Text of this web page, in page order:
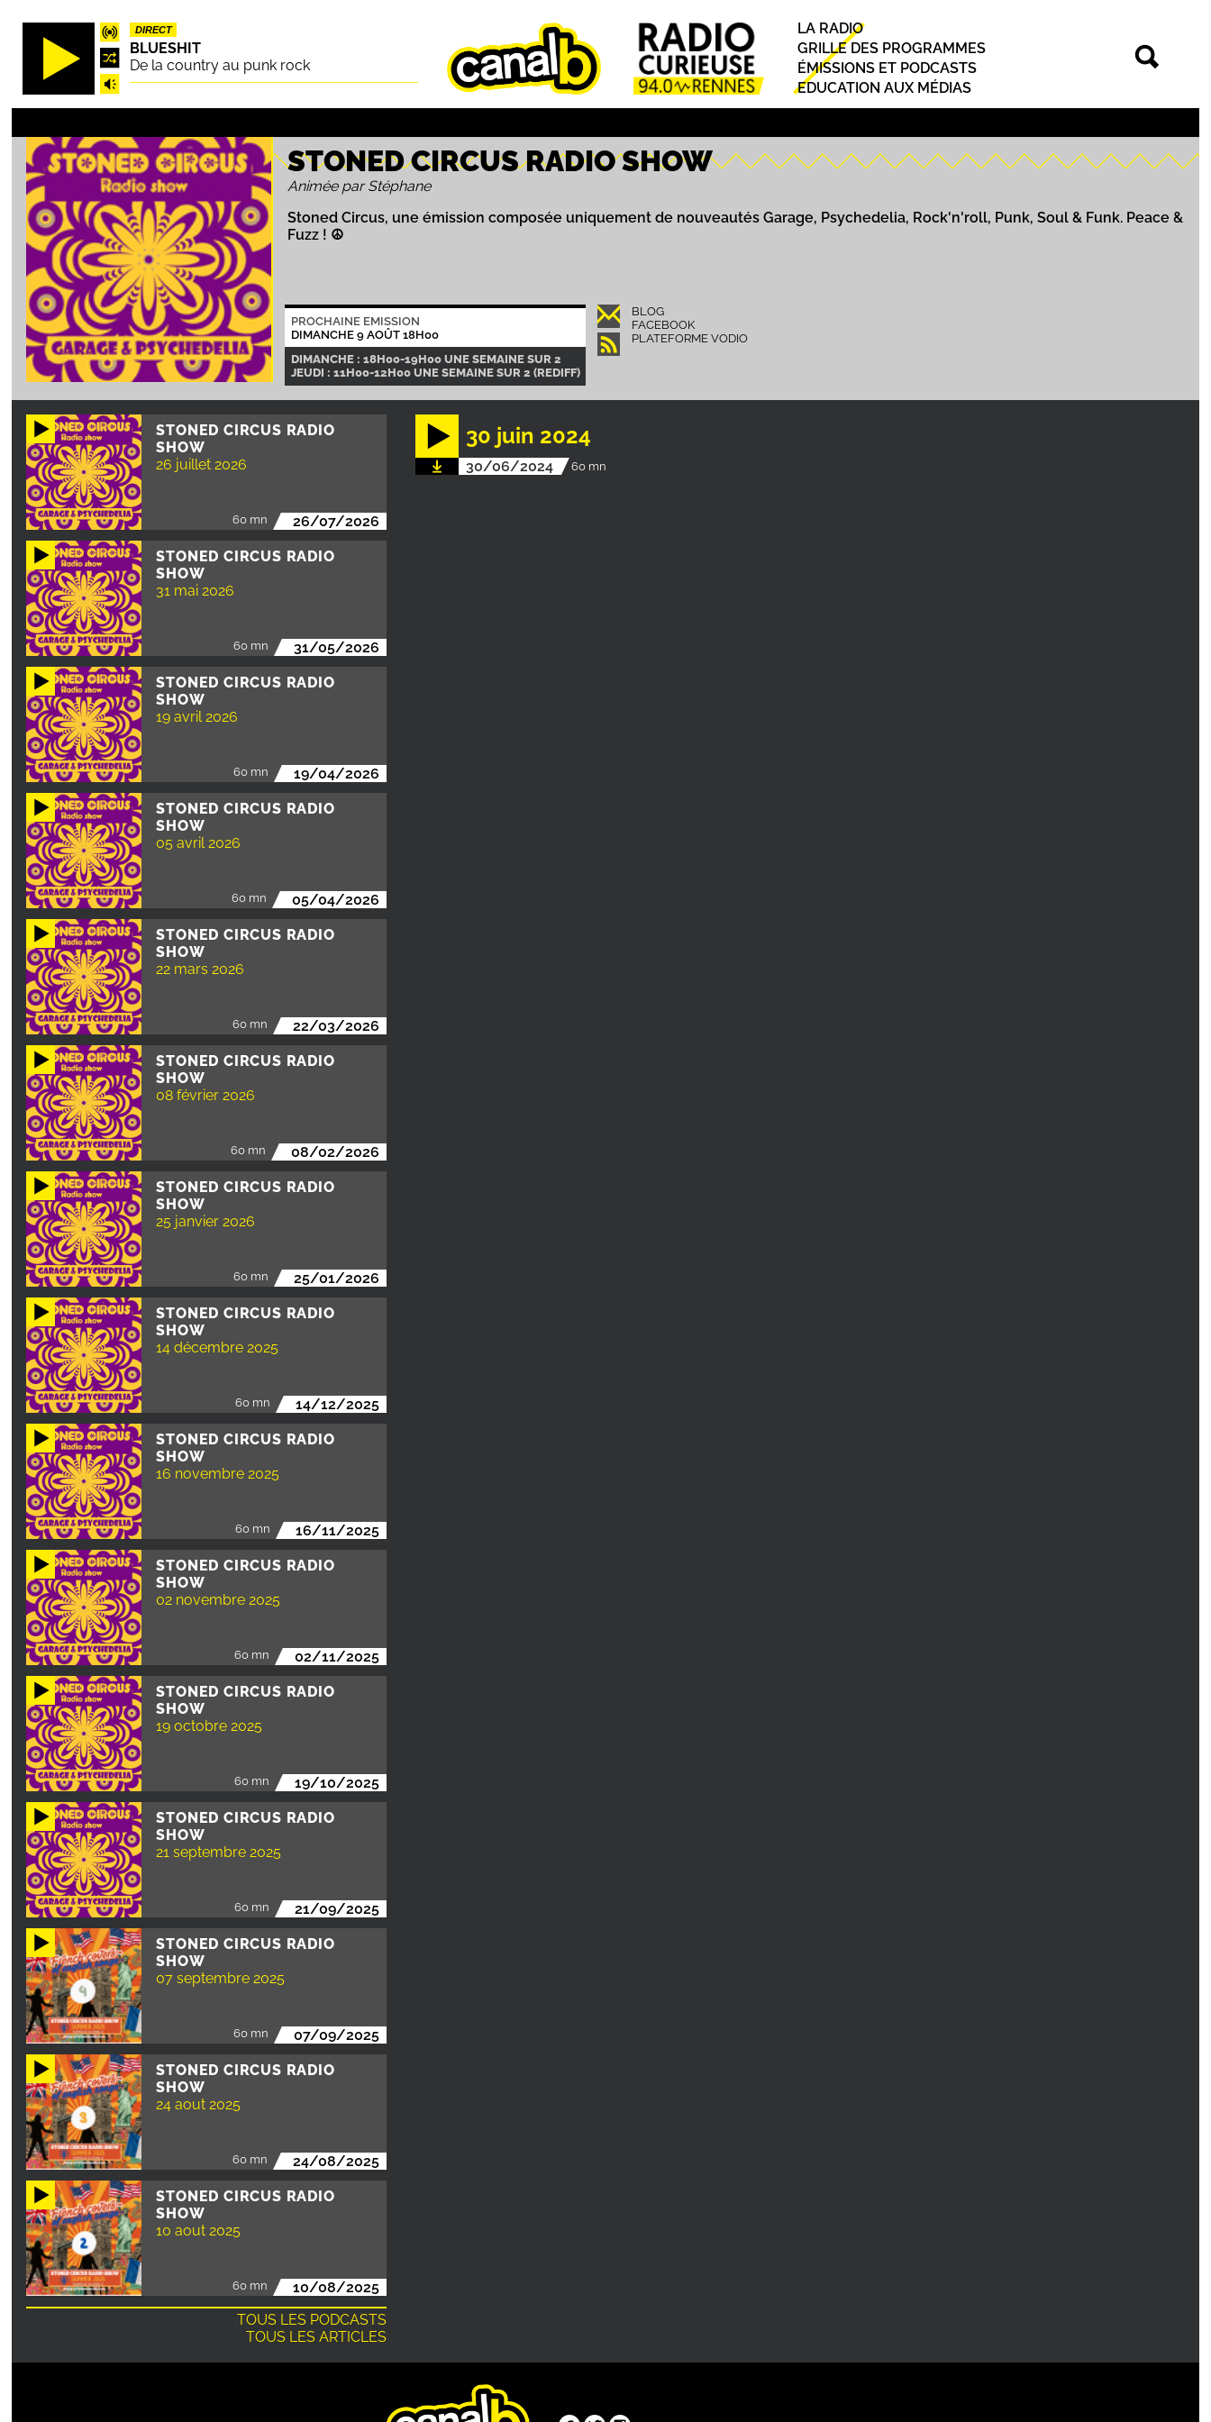
Aller
principal
DIRECT
BLUESHIT
De la country au punk rock
Principal
LA RADIO
GRILLE DES PROGRAMMES
ÉMISSIONS ET PODCASTS
EDUCATION AUX MÉDIAS
STONED CIRCUS RADIO SHOW
Animée par Stéphane
Stoned Circus, une émission composée uniquement de nouveautés Garage, Psychedelia, Rock'n'roll, Punk, Soul & Funk. Peace &
Fuzz ! ☮
PROCHAINE EMISSION
DIMANCHE 9 AOÛT 18H00
DIMANCHE : 18H00-19H00 UNE SEMAINE SUR 2
JEUDI : 11H00-12H00 UNE SEMAINE SUR 2 (REDIFF)
BLOG
FACEBOOK
PLATEFORME VODIO
STONED CIRCUS RADIO
SHOW
26 juillet 2026
60 mn 26/07/2026
STONED CIRCUS RADIO
SHOW
31 mai 2026
60 mn 31/05/2026
STONED CIRCUS RADIO
SHOW
19 avril 2026
60 mn 19/04/2026
STONED CIRCUS RADIO
SHOW
05 avril 2026
60 mn 05/04/2026
STONED CIRCUS RADIO
SHOW
22 mars 2026
60 mn 22/03/2026
STONED CIRCUS RADIO
SHOW
08 février 2026
60 mn 08/02/2026
STONED CIRCUS RADIO
SHOW
25 janvier 2026
60 mn 25/01/2026
STONED CIRCUS RADIO
SHOW
14 décembre 2025
60 mn 14/12/2025
STONED CIRCUS RADIO
SHOW
16 novembre 2025
60 mn 16/11/2025
STONED CIRCUS RADIO
SHOW
02 novembre 2025
60 mn 02/11/2025
STONED CIRCUS RADIO
SHOW
19 octobre 2025
60 mn 19/10/2025
STONED CIRCUS RADIO
SHOW
21 septembre 2025
60 mn 21/09/2025
STONED CIRCUS RADIO
SHOW
07 septembre 2025
60 mn 07/09/2025
STONED CIRCUS RADIO
SHOW
24 aout 2025
60 mn 24/08/2025
STONED CIRCUS RADIO
SHOW
10 aout 2025
60 mn
10/08/2025
TOUS LES PODCASTS
TOUS LES ARTICLES
30 juin 2024
30/06/2024 60 mn